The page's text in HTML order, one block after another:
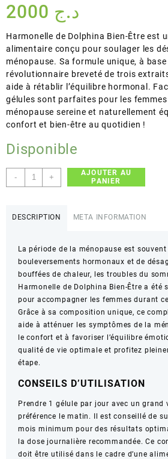
د.ج
Harmonelle de Dolphina Bien-Être est
alimentaire conçu pour soulager les
ménopause. Sa formule unique, à base
révolutionnaire breveté de trois
aide à rétablir l’équilibre hormonal.
gélules sont parfaites pour les
ménopause sereine et naturellement
confort et bien-être au quotidien !
Disponible
-
quantité
de
Harmonelle
–
Soulagement
des
symptômes
de
la
ménopause
–
30
+
AJOUTER AU
PANIER
DESCRIPTION META INFORMATION
La période de la ménopause est
bouleversements hormonaux et de
bouffées de chaleur, les troubles du
Harmonelle de Dolphina Bien-Être a été
pour accompagner les femmes durant
Grâce à sa composition unique, ce
aide à atténuer les symptômes de la
le confort et à favoriser l’équilibre
qualité de vie optimale et profitez
étape.
CONSEILS D’UTILISATION
Prendre 1 gélule par jour avec un grand
préférence le matin. Il est conseillé de
mois minimum pour des résultats
la dose journalière recommandée. Ce
doit être utilisé dans le cadre d’une